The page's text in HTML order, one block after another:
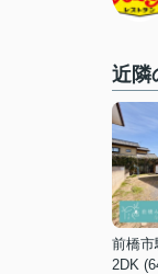
近隣
前橋市
2DK